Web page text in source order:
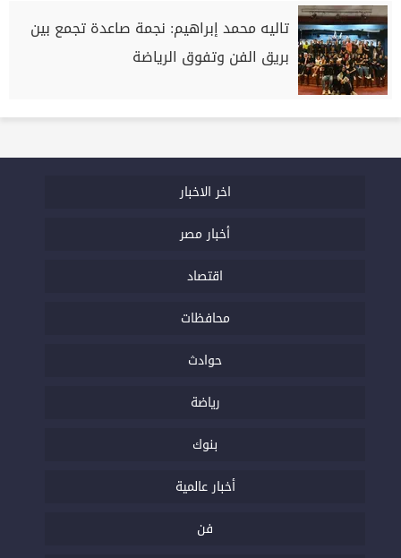
تاليه محمد إبراهيم: نجمة صاعدة تجمع بين
بريق الفن وتفوق الرياضة
اخر الاخبار
أخبار مصر
اقتصاد
محافظات
حوادث
رياضة
بنوك
أخبار عالمية
فن